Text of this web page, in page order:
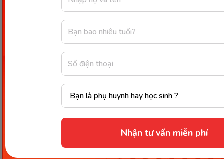
Nhận tư vấn miễn phí
Để khả năng hấp thụ canxi diễn ra tốt nhất,
Đối với trường hợp mới sử dụng thuốc bổ, cần
uống theo chỉ dẫn của bác sĩ (thường không
vượt quá 500mg). Nên uống từ ít rồi mới tăng
dần liều lượng để cơ thể kịp thích nghi.
Bổ sung thực phẩm giàu canxi không nên ăn
cùng thực phẩm có chứa axit oxalic và axit
là: khoai lang, rau cải xanh, quả hạch…